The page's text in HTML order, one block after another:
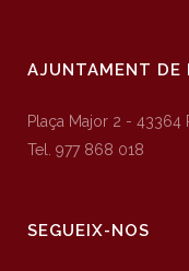
AJUNTAMENT DE
Plaça Major 2 - 43364
Tel. 977 868 018
SEGUEIX-NOS